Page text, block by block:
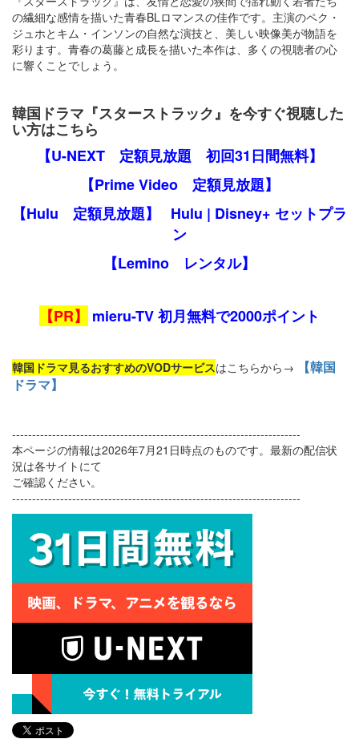
の繊細な感情を描いた青春BLロマンスの佳作です。主演のペク・
ジュホとキム・インソンの自然な演技と、美しい映像美が物語を
彩ります。青春の葛藤と成長を描いた本作は、多くの視聴者の心
に響くことでしょう。
韓国ドラマ『スターストラック』を今すぐ視聴した
い方はこちら
【U-NEXT 定額見放題 初回31日間無料】
【Prime Video 定額見放題】
【Hulu 定額見放題】
Hulu | Disney+ セットプラ
ン
【Lemino レンタル】
【PR】 mieru-TV 初月無料で2000ポイント
韓国ドラマ見るおすすめのVODサービスはこちらから→
【韓国
ドラマ】
------------------------------------------------------------------------
本ページの情報は2026年7月21日時点のものです。最新の配信状
況は各サイトにて
ご確認ください。
------------------------------------------------------------------------